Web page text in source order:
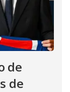
de
de